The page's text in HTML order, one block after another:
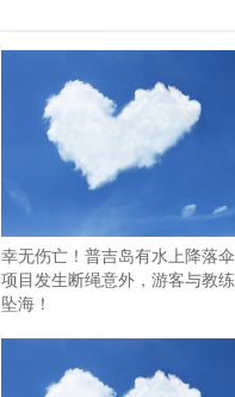
幸无伤亡！普吉岛有水上降落伞
项目发生断绳意外，游客与教练
坠海！